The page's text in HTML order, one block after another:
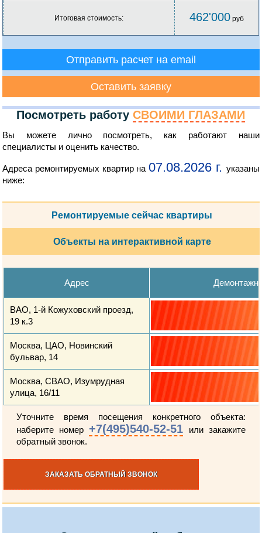
Итоговая стоимость: 462'000 руб
Отправить расчет на email
Оставить заявку
Посмотреть работуСВОИМИ ГЛАЗАМИ
Вы можете лично посмотреть, как работают наши
специалисты и оценить качество.
Адреса ремонтируемых квартир на07.08.2026 г. указаны
ниже:
Ремонтируемые сейчас квартиры
Объекты на интерактивной карте
Адрес
ВАО, 1-й Кожуховский проезд,
19 к.3
Москва, ЦАО, Новинский
бульвар, 14
Москва, СВАО, Изумрудная
улица, 16/11
Уточните время посещения конкретного объекта:
наберите номер+7(495)540-52-51 или закажите
обратный звонок.
ЗАКАЗАТЬ ОБРАТНЫЙ ЗВОНОК